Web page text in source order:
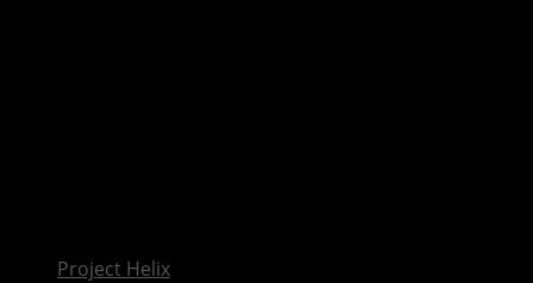
Project Helix